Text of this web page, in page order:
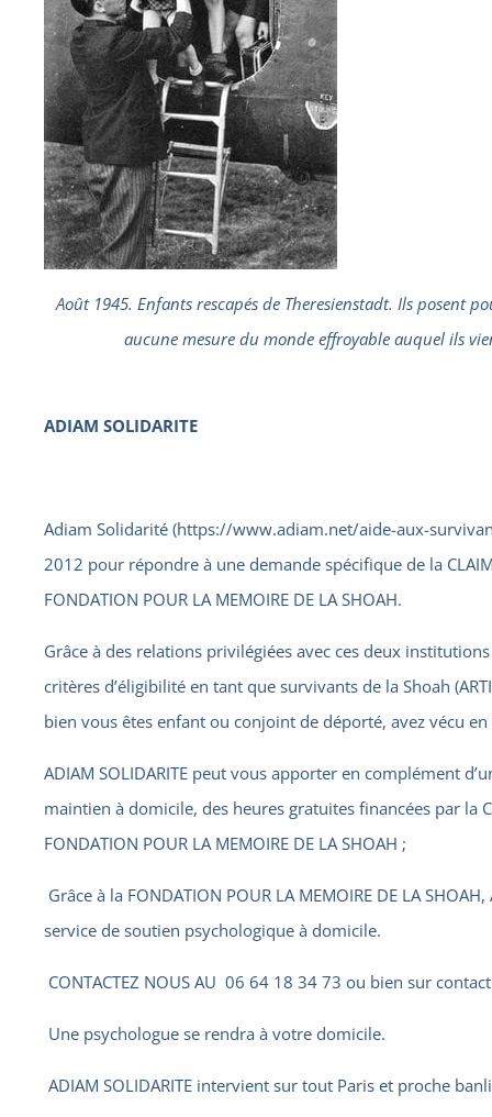
Août 1945. Enfants rescapés de Theresienstadt. Ils posent
aucune mesure du monde effroyable auquel ils
ADIAM SOLIDARITE
Adiam Solidarité (https://www.adiam.net/aide-aux-
2012 pour répondre à une demande spécifique de la
FONDATION POUR LA MEMOIRE DE LA SHOAH.
Grâce à des relations privilégiées avec ces deux
critères d’éligibilité en tant que survivants de la Shoah
bien vous êtes enfant ou conjoint de déporté, avez vécu
ADIAM SOLIDARITE peut vous apporter en complément
maintien à domicile, des heures gratuites financées par la
FONDATION POUR LA MEMOIRE DE LA SHOAH ;
Grâce à la FONDATION POUR LA MEMOIRE DE LA
service de soutien psychologique à domicile.
CONTACTEZ NOUS AU 06 64 18 34 73 ou bien sur
Une psychologue se rendra à votre domicile.
ADIAM SOLIDARITE intervient sur tout Paris et proche